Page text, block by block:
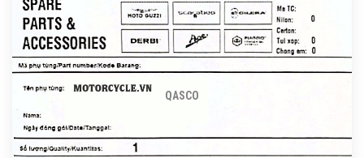
QASCO